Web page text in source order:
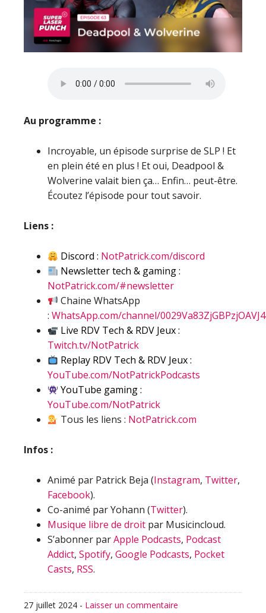
Au programme :
Incroyable, un épisode surprise de SLP ! Et
en plein été en plus ! Et oui, Deadpool &
Wolverine valait bien ça… Enfin… peut-être.
Écoutez l’épisode pour tout savoir.
Liens :
Discord : NotPatrick.com/discord
Newsletter tech & gaming :
NotPatrick.com/#newsletter
Chaine WhatsApp
: WhatsApp.com/channel/
Live RDV Tech & RDV Jeux :
Twitch.tv/NotPatrick
Replay RDV Tech & RDV Jeux :
YouTube.com/NotPatrickPodcasts
YouTube gaming :
YouTube.com/NotPatrick
Tous les liens : NotPatrick.com
Infos :
Animé par Patrick Beja (Instagram, Twitter,
Facebook).
Co-animé par Yohann (Twitter).
Musique libre de droit par Musicincloud.
S’abonner parApple Podcasts, Podcast
Addict, Spotify, Google Podcasts, Pocket
Casts, RSS.
27 juillet 2024 - Laisser un commentaire